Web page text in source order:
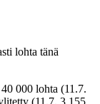
lohta tänä
000 lohta (11.7.
(11.7. 3 155